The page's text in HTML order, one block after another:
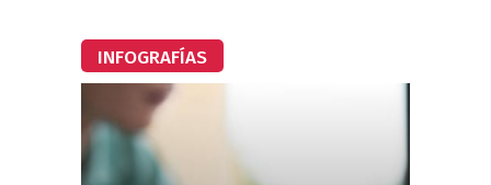
INFOGRAFÍAS